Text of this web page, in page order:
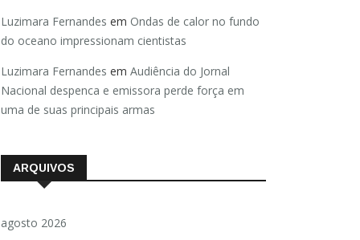
Luzimara Fernandes em Ondas de calor no fundo
do oceano impressionam cientistas
Luzimara Fernandes em Audiência do Jornal
Nacional despenca e emissora perde força em
uma de suas principais armas
ARQUIVOS
agosto 2026